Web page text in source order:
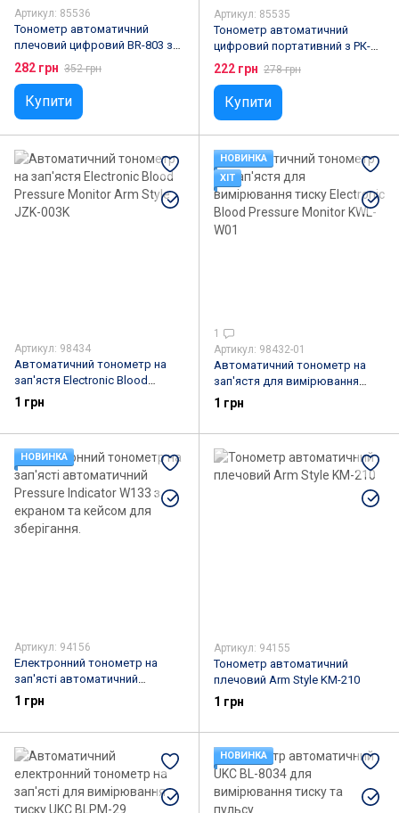
Артикул: 85536
Тонометр автоматичний
плечовий цифровий BR-803 з
USB-живленням та
індикатором аритмії
282 грн 352 грн
Купити
Артикул: 85535
Тонометр автоматичний
цифровий портативний з РК-
дисплеєм та функцією пам'яті
222 грн 278 грн
Купити
Артикул: 98434
Автоматичний тонометр на
зап'ястя Electronic Blood
Pressure Monitor Arm Style JZK-
003K
1 грн
НОВИНКА
ХІТ
1
Артикул: 98432-01
Автоматичний тонометр на
зап'ястя для вимірювання
тиску Electronic Blood Pressure
Monitor KWL-W01
1 грн
НОВИНКА
Артикул: 94156
Електронний тонометр на
зап'ясті автоматичний
Pressure Indicator W133 з
екраном та кейсом для
1 грн
Артикул: 94155
Тонометр автоматичний
плечовий Arm Style KM-210
1 грн
НОВИНКА